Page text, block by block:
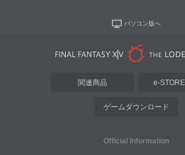
パソコン版へ
関連商品 e-
ゲームダウンロード
Official Information